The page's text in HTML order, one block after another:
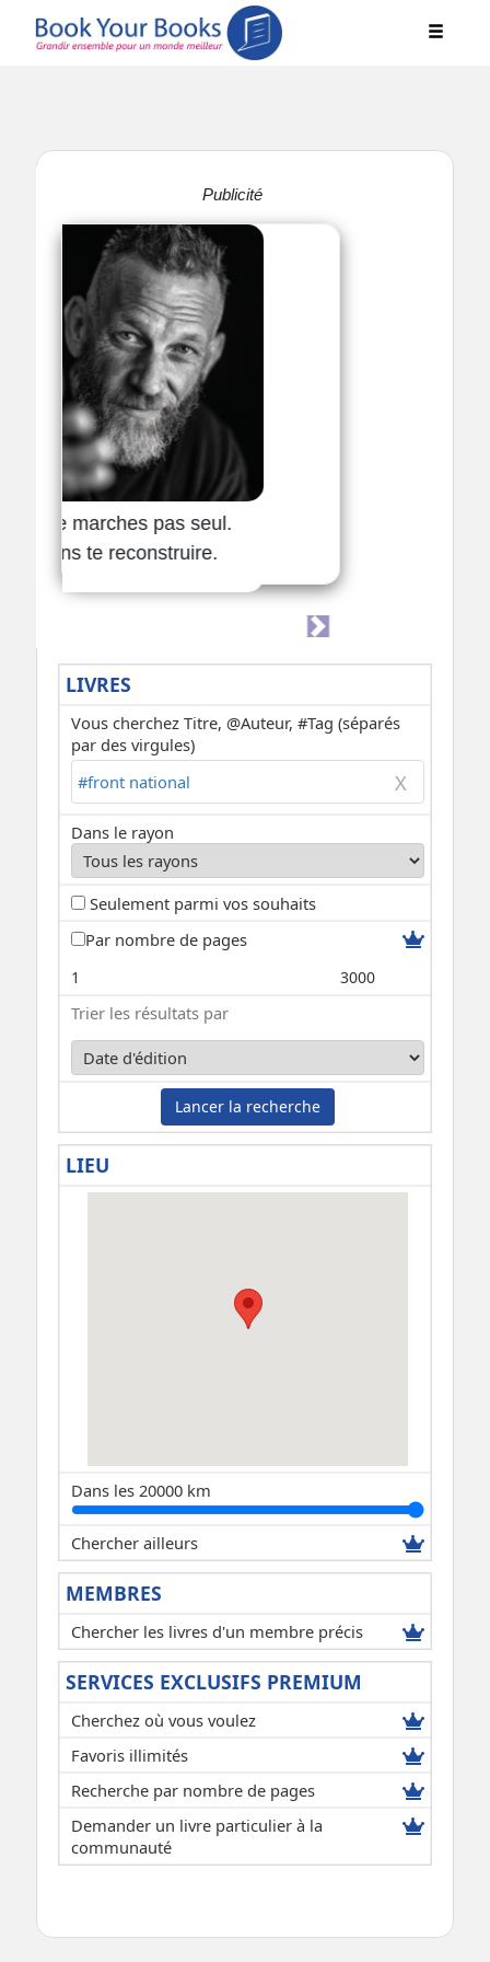
LIVRES
Vous cherchez Titre, @Auteur, #Tag (séparés
par des virgules)
Dans le rayon
Seulement parmi vos souhaits
Par nombre de pages
1 3000
Trier les résultats par
Lancer la recherche
LIEU
Dans les 20000 km
Chercher ailleurs
MEMBRES
Chercher les livres d'un membre précis
SERVICES EXCLUSIFS PREMIUM
Cherchez où vous voulez
Favoris illimités
Recherche par nombre de pages
Demander un livre particulier à la
communauté